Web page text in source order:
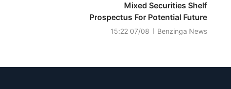
Mixed Securities Shelf
Prospectus For Potential Future
Offerings
Benzinga News
07/08 15:22